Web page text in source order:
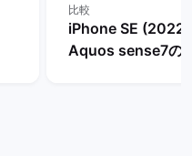
比較
iPhone SE
Aquos sense7の